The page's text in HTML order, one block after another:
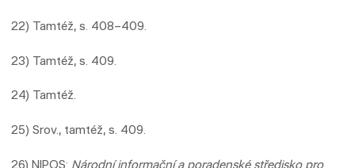
22) Tamtéž, s. 408–409.
23) Tamtéž, s. 409.
24) Tamtéž.
25) Srov., tamtéž, s. 409.
26) NIPOS: Národní informační a poradenské středisko pro